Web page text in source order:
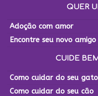
QUER
Adoção com amor
Encontre seu novo amigo
CUIDE
Como cuidar do seu gato
Como cuidar do seu cão